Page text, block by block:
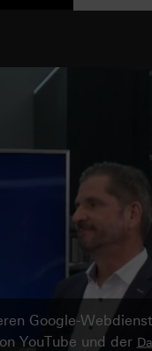
Google-
YouTube und der